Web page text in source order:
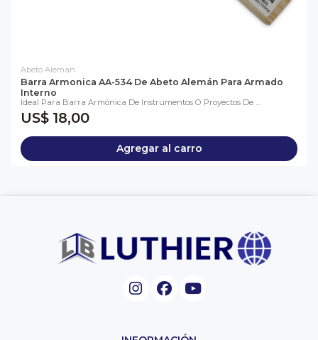
Abeto Aleman
Barra Armonica AA-534 De Abeto Alemán Para Armado
Interno
Ideal Para Barra Armónica De Instrumentos O Proyectos De ...
US$ 18,00
Agregar al carro